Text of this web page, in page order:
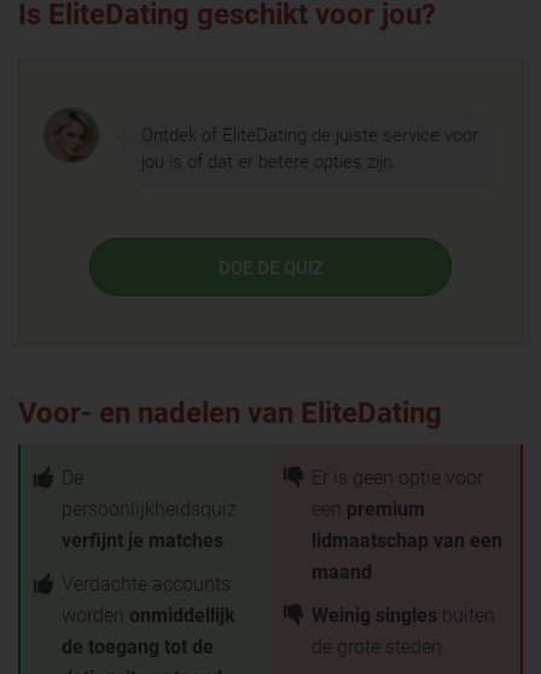
Is EliteDating geschikt voor jou?
Ontdek of EliteDating de juiste service voor
jou is of dat er betere opties zijn.
DOE DE QUIZ
Voor- en nadelen van EliteDating
De
persoonlijkheidsquiz
verfijnt je matches
Verdachte accounts
worden onmiddellijk
de toegang tot de
Er is geen optie voor
een premium
lidmaatschap van een
maand
Weinig singles buiten
de grote steden